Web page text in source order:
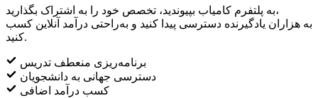
به پلتفرم کامیاب بپیوندید، تخصص خود را به اشتراک بگذارید،
به هزاران یادگیرنده دسترسی پیدا کنید و به‌راحتی درآمد آنلاین کسب
کنید.
برنامه‌ریزی منعطف تدریس
دسترسی جهانی به دانشجویان
کسب درآمد اضافی